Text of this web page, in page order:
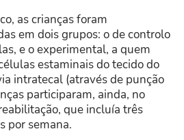
as crianças foram
em dois grupos: o de controlo
e o experimental, a quem
estaminais do tecido do
intratecal (através de punção
participaram, ainda, no
que incluía três
por semana.